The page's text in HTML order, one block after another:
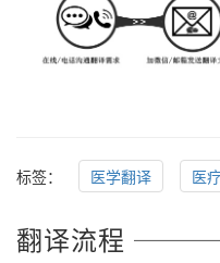
标签： 医学翻译 医
翻译流程